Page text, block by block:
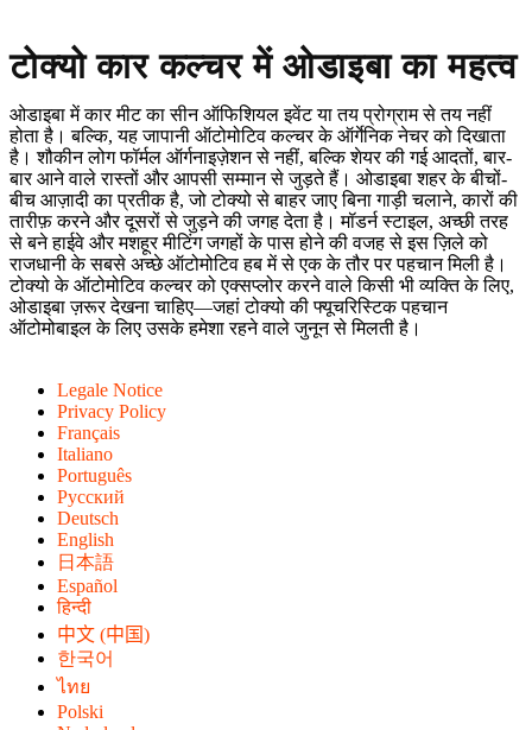
टोक्यो कार कल्चर में ओडाइबा का महत्व
ओडाइबा में कार मीट का सीन ऑफिशियल इवेंट या तय प्रोग्राम से तय नहीं
होता है। बल्कि, यह जापानी ऑटोमोटिव कल्चर के ऑर्गेनिक नेचर को दिखाता
है। शौकीन लोग फॉर्मल ऑर्गनाइज़ेशन से नहीं, बल्कि शेयर की गई आदतों, बार-
बार आने वाले रास्तों और आपसी सम्मान से जुड़ते हैं। ओडाइबा शहर के बीचों-
बीच आज़ादी का प्रतीक है, जो टोक्यो से बाहर जाए बिना गाड़ी चलाने, कारों की
तारीफ़ करने और दूसरों से जुड़ने की जगह देता है। मॉडर्न स्टाइल, अच्छी तरह
से बने हाईवे और मशहूर मीटिंग जगहों के पास होने की वजह से इस ज़िले को
राजधानी के सबसे अच्छे ऑटोमोटिव हब में से एक के तौर पर पहचान मिली है।
टोक्यो के ऑटोमोटिव कल्चर को एक्सप्लोर करने वाले किसी भी व्यक्ति के लिए,
ओडाइबा ज़रूर देखना चाहिए—जहां टोक्यो की फ्यूचरिस्टिक पहचान
ऑटोमोबाइल के लिए उसके हमेशा रहने वाले जुनून से मिलती है।
Legale Notice
Privacy Policy
Français
Italiano
Português
Русский
Deutsch
English
日本語
Español
हिन्दी
中文 (中国)
한국어
ไทย
Polski